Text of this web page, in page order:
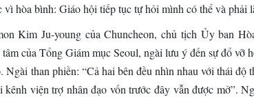
vì hòa bình: Giáo hội tiếp tục tự hỏi mình có thể và phải
Kim Ju-young của Chuncheon, chủ tịch Ủy ban
của Tổng Giám mục Seoul, ngài lưu ý đến sự đổ vỡ
Ngài than phiền: “Cả hai bên đều nhìn nhau với thái độ
viện trợ nhân đạo vốn trước đây vẫn được mở”.